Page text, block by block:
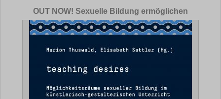
OUT NOW! Sexuelle Bildung ermöglichen